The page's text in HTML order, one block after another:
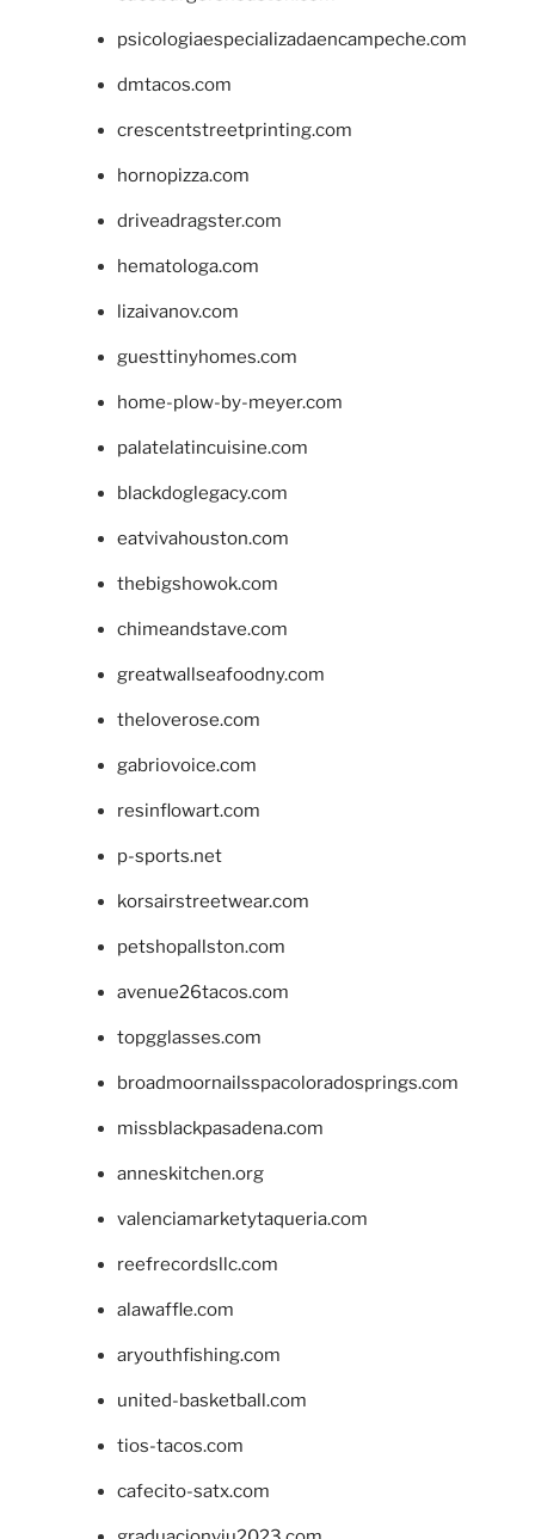
psicologiaespecializadaencampeche.com
dmtacos.com
crescentstreetprinting.com
hornopizza.com
driveadragster.com
hematologa.com
lizaivanov.com
guesttinyhomes.com
home-plow-by-meyer.com
palatelatincuisine.com
blackdoglegacy.com
eatvivahouston.com
thebigshowok.com
chimeandstave.com
greatwallseafoodny.com
theloverose.com
gabriovoice.com
resinflowart.com
p-sports.net
korsairstreetwear.com
petshopallston.com
avenue26tacos.com
topgglasses.com
broadmoornailsspacoloradosprings.com
missblackpasadena.com
anneskitchen.org
valenciamarketytaqueria.com
reefrecordsllc.com
alawaffle.com
aryouthfishing.com
united-basketball.com
tios-tacos.com
cafecito-satx.com